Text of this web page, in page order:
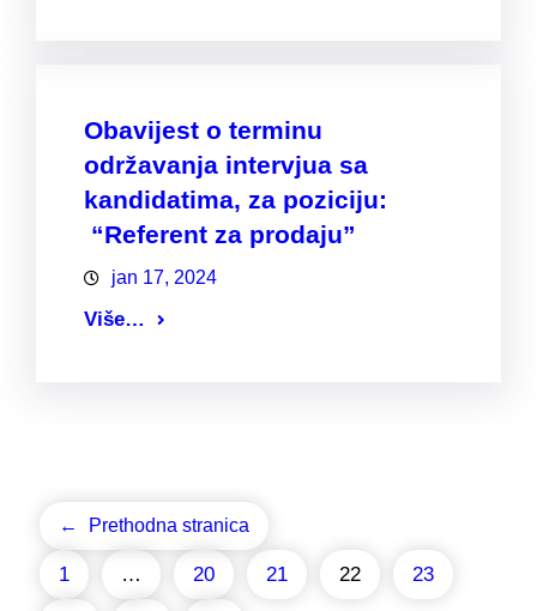
Obavijest o terminu
održavanja intervjua sa
kandidatima, za poziciju:
“Referent za prodaju”
jan 17, 2024
Više…
← Prethodna stranica
1 … 20 21 22 23